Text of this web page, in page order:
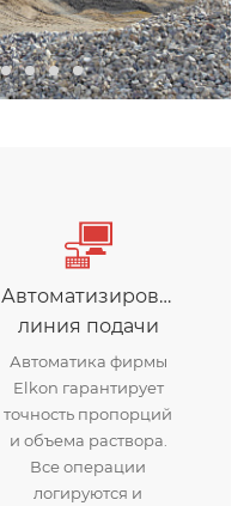
Автоматизированная
линия подачи
Автоматика фирмы
Elkon гарантирует
точность пропорций
и объема раствора.
Все операции
логируются и